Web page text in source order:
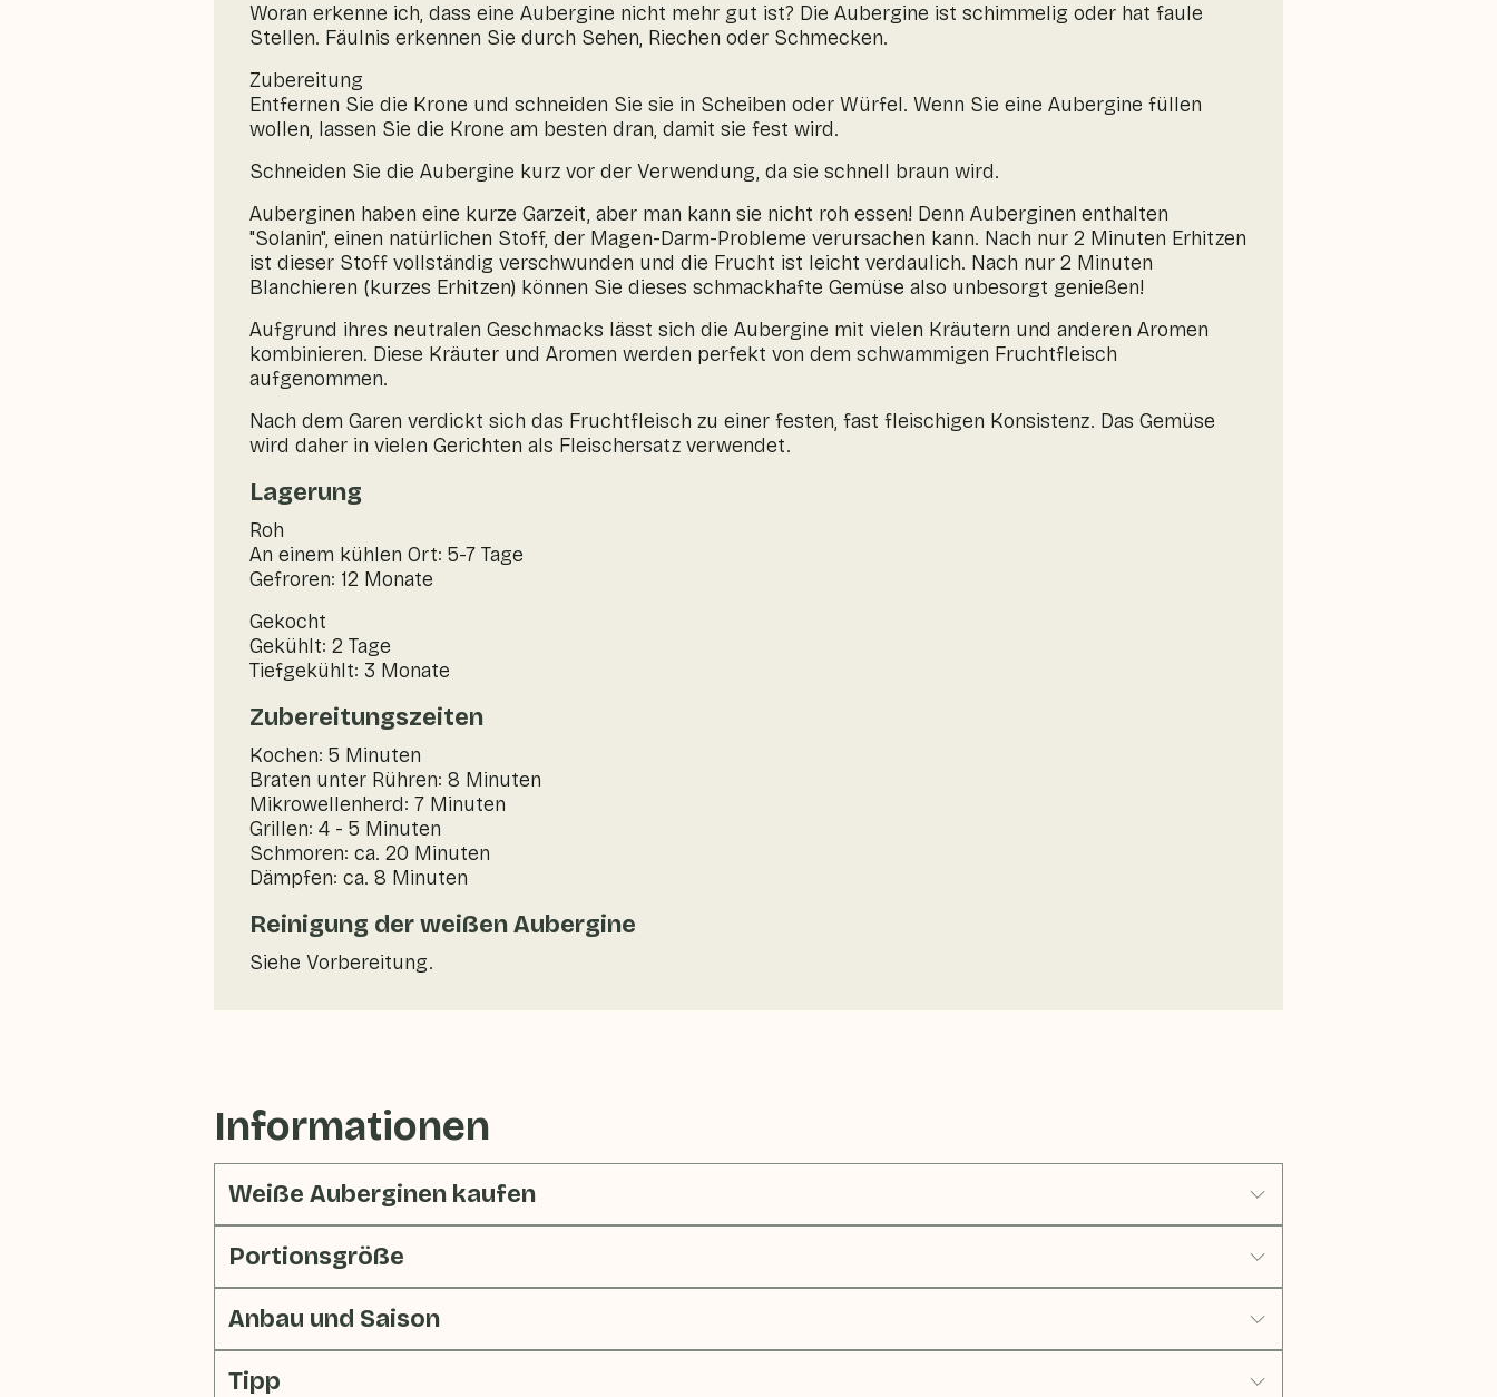
Woran erkenne ich, dass eine Aubergine nicht mehr gut ist? Die Aubergine ist schimmelig oder hat faule
Stellen. Fäulnis erkennen Sie durch Sehen, Riechen oder Schmecken.
Zubereitung
Entfernen Sie die Krone und schneiden Sie sie in Scheiben oder Würfel. Wenn Sie eine Aubergine füllen
wollen, lassen Sie die Krone am besten dran, damit sie fest wird.
Schneiden Sie die Aubergine kurz vor der Verwendung, da sie schnell braun wird.
Auberginen haben eine kurze Garzeit, aber man kann sie nicht roh essen! Denn Auberginen enthalten
"Solanin", einen natürlichen Stoff, der Magen-Darm-Probleme verursachen kann. Nach nur 2 Minuten Erhitzen
ist dieser Stoff vollständig verschwunden und die Frucht ist leicht verdaulich. Nach nur 2 Minuten
Blanchieren (kurzes Erhitzen) können Sie dieses schmackhafte Gemüse also unbesorgt genießen!
Aufgrund ihres neutralen Geschmacks lässt sich die Aubergine mit vielen Kräutern und anderen Aromen
kombinieren. Diese Kräuter und Aromen werden perfekt von dem schwammigen Fruchtfleisch
aufgenommen.
Nach dem Garen verdickt sich das Fruchtfleisch zu einer festen, fast fleischigen Konsistenz. Das Gemüse
wird daher in vielen Gerichten als Fleischersatz verwendet.
Lagerung
Roh
An einem kühlen Ort: 5-7 Tage
Gefroren: 12 Monate
Gekocht
Gekühlt: 2 Tage
Tiefgekühlt: 3 Monate
Zubereitungszeiten
Kochen: 5 Minuten
Braten unter Rühren: 8 Minuten
Mikrowellenherd: 7 Minuten
Grillen: 4 - 5 Minuten
Schmoren: ca. 20 Minuten
Dämpfen: ca. 8 Minuten
Reinigung der weißen Aubergine
Siehe Vorbereitung.
Informationen
Weiße Auberginen kaufen
Portionsgröße
Anbau und Saison
Tipp